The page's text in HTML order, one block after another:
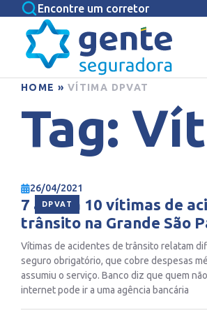
Encontre um corretor
HOME » VÍTIMA DPVAT
Tag:
DPVAT
26/04/2021
7 a cada 10 vítimas de
trânsito na Grande São
não receberam o DPVAT
Vítimas de acidentes de trânsito relatam
seguro obrigatório, que cobre despesas
assumiu o serviço. Banco diz que quem
internet pode ir a uma agência bancária